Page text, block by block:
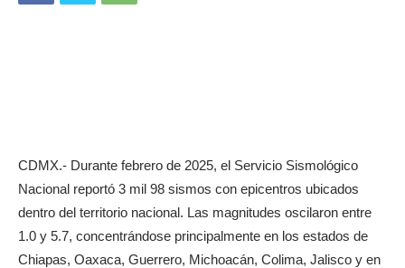
CDMX.- Durante febrero de 2025, el Servicio Sismológico
Nacional reportó 3 mil 98 sismos con epicentros ubicados
dentro del territorio nacional. Las magnitudes oscilaron entre
1.0 y 5.7, concentrándose principalmente en los estados de
Chiapas, Oaxaca, Guerrero, Michoacán, Colima, Jalisco y en